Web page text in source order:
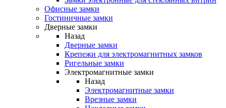
Офисные замки
Гостиничные замки
Дверные замки
Назад
Дверные замки
Крепежи для электромагнитных замков
Ригельные замки
Электромагнитные замки
Назад
Электромагнитные замки
Врезные замки